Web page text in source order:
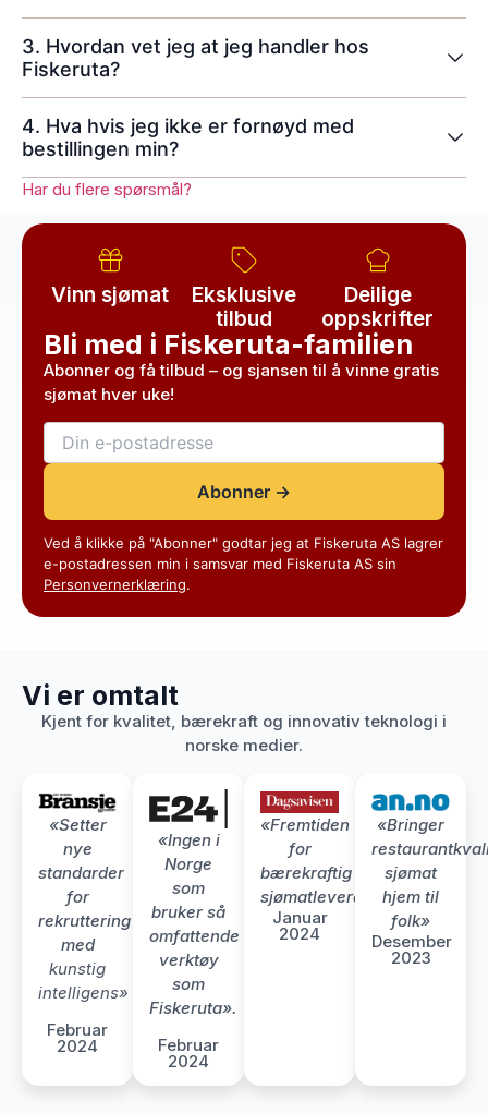
3. Hvordan vet jeg at jeg handler hos
Fiskeruta?
4. Hva hvis jeg ikke er fornøyd med
bestillingen min?
Har du flere spørsmål?
Bli med i Fiskeruta-familien
Abonner og få tilbud – og sjansen til å vinne gratis
sjømat hver uke!
Abonner →
Ved å klikke på "Abonner" godtar jeg at Fiskeruta AS lagrer
e-postadressen min i samsvar med Fiskeruta AS sin
Personvernerklæring.
Vinn sjømat
Eksklusive
tilbud
Deilige
oppskrifter
Vi er omtalt
Kjent for kvalitet, bærekraft og innovativ teknologi i
norske medier.
«Setter
nye
standarder
for
rekruttering
med
kunstig
intelligens»
Februar
2024
«Ingen i
Norge
som
bruker så
omfattende
verktøy
som
Fiskeruta».
Februar
2024
«Fremtiden
for
bærekraftig
sjømatleveranse»
Januar
2024
«Bringer
sjømat
hjem til
folk»
Desember
2023